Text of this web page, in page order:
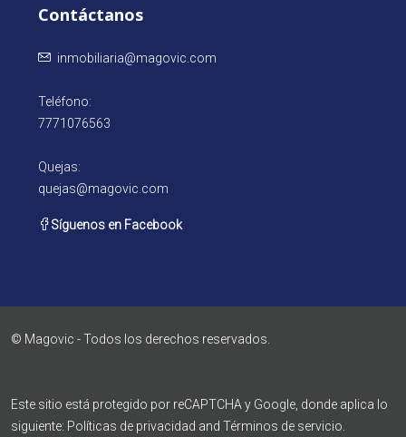
Contáctanos
inmobiliaria@magovic.com
Teléfono:
7771076563
Quejas:
quejas@magovic.com
Síguenos en Facebook
© Magovic - Todos los derechos reservados.
Este sitio está protegido por reCAPTCHA y Google, donde aplica lo
siguiente: Políticas de privacidad and Términos de servicio